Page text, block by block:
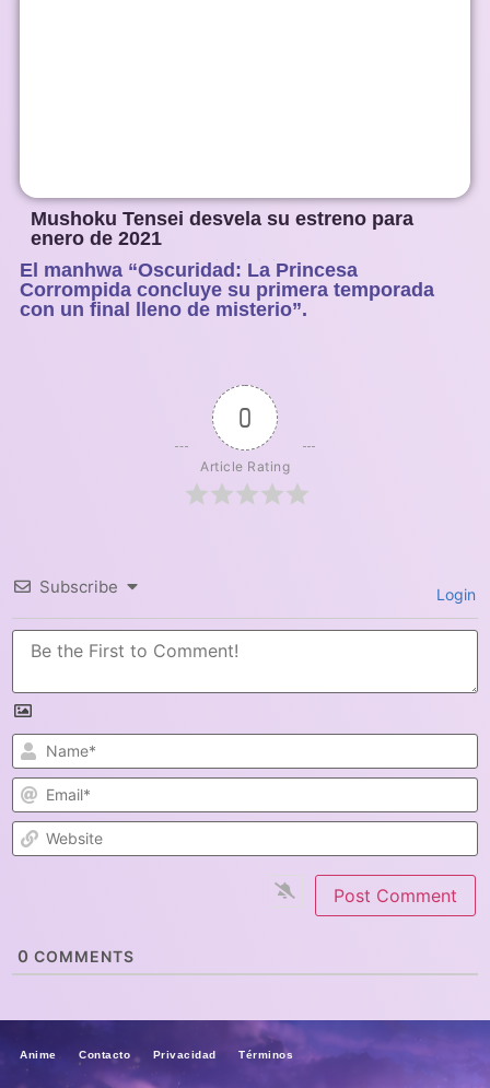
Mushoku Tensei desvela su estreno para
enero de 2021
El manhwa “Oscuridad: La Princesa
Corrompida concluye su primera temporada
con un final lleno de misterio”.
0
Article Rating
Subscribe Login
0 COMMENTS
Anime Contacto Privacidad Términos